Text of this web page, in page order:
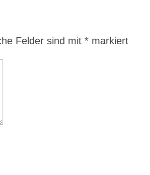
Felder sind mit* markiert